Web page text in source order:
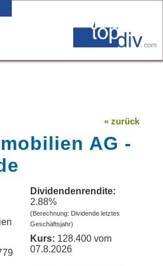
« zurück
AG -
Dividendenrendite:
2.88%
(Berechnung: Dividende letztes
Geschäftsjahr)
Kurs: 128.400 vom
07.8.2026